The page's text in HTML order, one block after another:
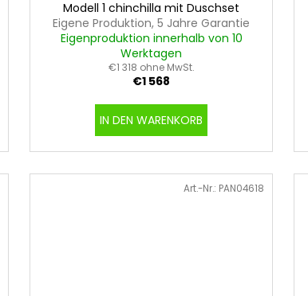
Modell 1 chinchilla mit Duschset
Eigene Produktion, 5 Jahre Garantie
Eigenproduktion innerhalb von 10
Werktagen
€1 318 ohne MwSt.
€1 568
IN DEN WARENKORB
Art.-Nr.: PAN04618